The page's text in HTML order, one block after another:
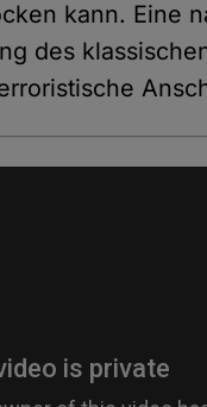
kann. Eine
des